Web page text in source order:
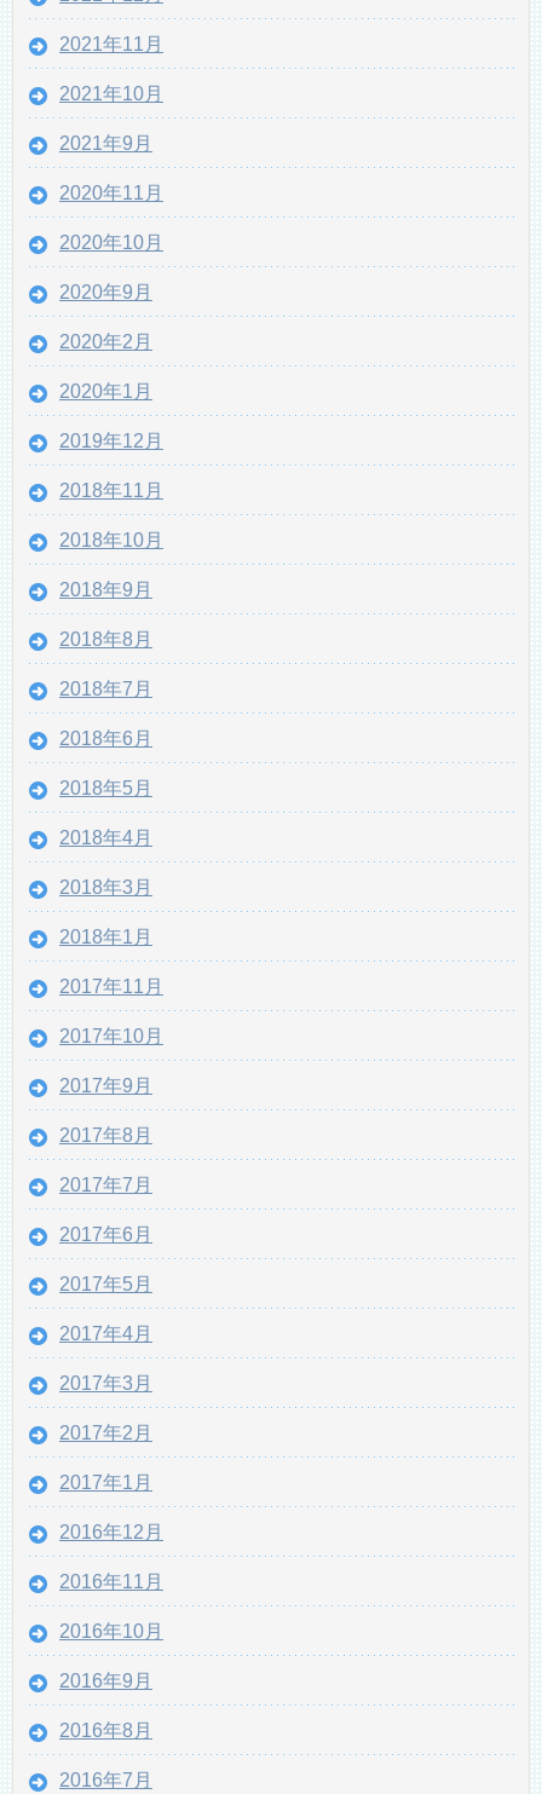
2021年11月
2021年10月
2021年9月
2020年11月
2020年10月
2020年9月
2020年2月
2020年1月
2019年12月
2018年11月
2018年10月
2018年9月
2018年8月
2018年7月
2018年6月
2018年5月
2018年4月
2018年3月
2018年1月
2017年11月
2017年10月
2017年9月
2017年8月
2017年7月
2017年6月
2017年5月
2017年4月
2017年3月
2017年2月
2017年1月
2016年12月
2016年11月
2016年10月
2016年9月
2016年8月
2016年7月